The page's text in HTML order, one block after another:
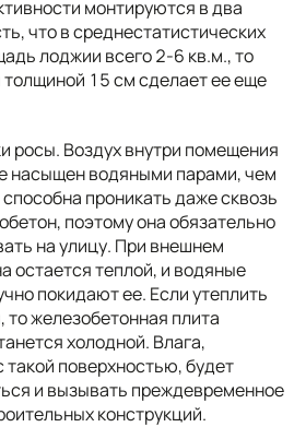
монтируются в два
что в среднестатистических
лоджии всего 2-6 кв.м., то
15 см сделает ее еще
росы. Воздух внутри помещения
насыщен водяными парами, чем
проникать даже сквозь
поэтому она обязательно
на улицу. При внешнем
остается теплой, и водяные
покидают ее. Если утеплить
то железобетонная плита
холодной. Влага,
такой поверхностью, будет
и вызывать преждевременное
конструкций.